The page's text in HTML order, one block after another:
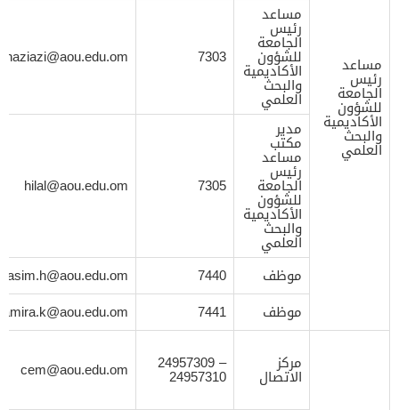
مساعد
رئيس
الجامعة
للشؤون
الأكاديمية
والبحث
العلمي
مساعد
رئيس
الجامعة
للشؤون
الأكاديمية
والبحث
العلمي
7303
مدير
مكتب
مساعد
رئيس
الجامعة
للشؤون
الأكاديمية
والبحث
العلمي
7305
hilal@aou.edu.om
موظف 7440
موظف
7441
amira.k@aou.edu.om
مركز
الاتصال
24957309 –
24957310
cem@aou.edu.om